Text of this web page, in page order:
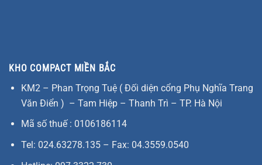
KHO COMPACT MIỀN BẮC
KM2 – Phan Trọng Tuệ ( Đối diện cổng Phụ Nghĩa Trang
Văn Điển ) – Tam Hiệp – Thanh Trì – TP. Hà Nội
Mã số thuế : 0106186114
Tel: 024.63278.135 – Fax: 04.3559.0540